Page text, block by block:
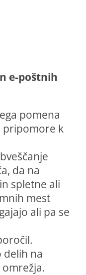
e-poštnih
pomena
pripomore k
da na
spletne ali
mest
ali pa se
delih na